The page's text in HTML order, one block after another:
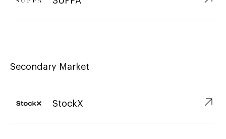
Secondary Market
StockX ↗︎